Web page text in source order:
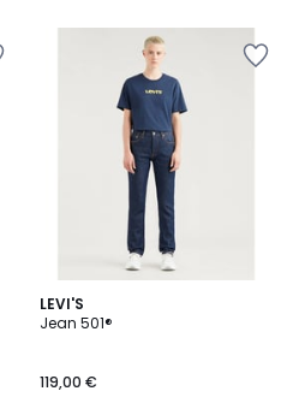
LEVI'S
Jean 501®
119,00 €
4,1
/ 5